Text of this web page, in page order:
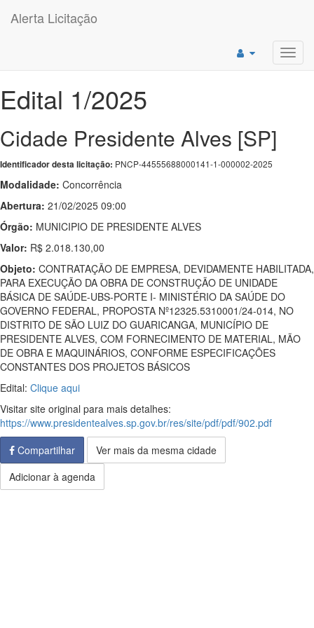
Alerta Licitação
Edital 1/2025
Cidade Presidente Alves [SP]
Identificador desta licitação: PNCP-44555688000141-1-000002-2025
Modalidade: Concorrência
Abertura: 21/02/2025 09:00
Órgão: MUNICIPIO DE PRESIDENTE ALVES
Valor: R$ 2.018.130,00
Objeto: CONTRATAÇÃO DE EMPRESA, DEVIDAMENTE HABILITADA,
PARA EXECUÇÃO DA OBRA DE CONSTRUÇÃO DE UNIDADE
BÁSICA DE SAÚDE-UBS-PORTE I- MINISTÉRIO DA SAÚDE DO
GOVERNO FEDERAL, PROPOSTA Nº12325.5310001/24-014, NO
DISTRITO DE SÃO LUIZ DO GUARICANGA, MUNICÍPIO DE
PRESIDENTE ALVES, COM FORNECIMENTO DE MATERIAL, MÃO
DE OBRA E MAQUINÁRIOS, CONFORME ESPECIFICAÇÕES
CONSTANTES DOS PROJETOS BÁSICOS
Edital: Clique aqui
Visitar site original para mais detalhes:
https://www.presidentealves.sp.gov.br/res/site/pdf/pdf/902.pdf
Compartilhar
Ver mais da mesma cidade
Adicionar à agenda